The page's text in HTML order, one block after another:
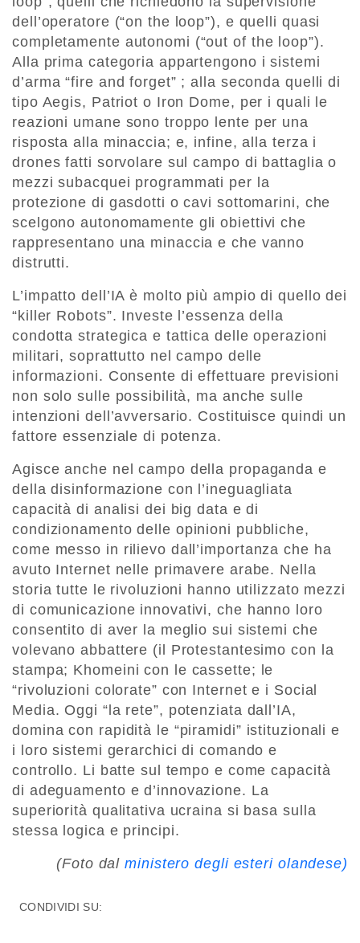
dell’operatore (“on the loop”), e quelli quasi
completamente autonomi (“out of the loop”).
Alla prima categoria appartengono i sistemi
d’arma “fire and forget” ; alla seconda quelli di
tipo Aegis, Patriot o Iron Dome, per i quali le
reazioni umane sono troppo lente per una
risposta alla minaccia; e, infine, alla terza i
drones fatti sorvolare sul campo di battaglia o
mezzi subacquei programmati per la
protezione di gasdotti o cavi sottomarini, che
scelgono autonomamente gli obiettivi che
rappresentano una minaccia e che vanno
distrutti.
L’impatto dell’IA è molto più ampio di quello dei
“killer Robots”. Investe l’essenza della
condotta strategica e tattica delle operazioni
militari, soprattutto nel campo delle
informazioni. Consente di effettuare previsioni
non solo sulle possibilità, ma anche sulle
intenzioni dell’avversario. Costituisce quindi un
fattore essenziale di potenza.
Agisce anche nel campo della propaganda e
della disinformazione con l’ineguagliata
capacità di analisi dei big data e di
condizionamento delle opinioni pubbliche,
come messo in rilievo dall’importanza che ha
avuto Internet nelle primavere arabe. Nella
storia tutte le rivoluzioni hanno utilizzato mezzi
di comunicazione innovativi, che hanno loro
consentito di aver la meglio sui sistemi che
volevano abbattere (il Protestantesimo con la
stampa; Khomeini con le cassette; le
“rivoluzioni colorate” con Internet e i Social
Media. Oggi “la rete”, potenziata dall’IA,
domina con rapidità le “piramidi” istituzionali e
i loro sistemi gerarchici di comando e
controllo. Li batte sul tempo e come capacità
di adeguamento e d’innovazione. La
superiorità qualitativa ucraina si basa sulla
stessa logica e principi.
(Foto dalministero degli esteri olandese)
CONDIVIDI SU: